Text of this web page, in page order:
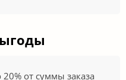
от суммы заказа